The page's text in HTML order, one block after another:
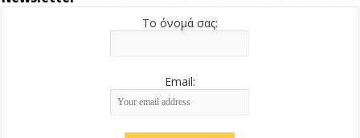
Το όνομά σας:
Email: